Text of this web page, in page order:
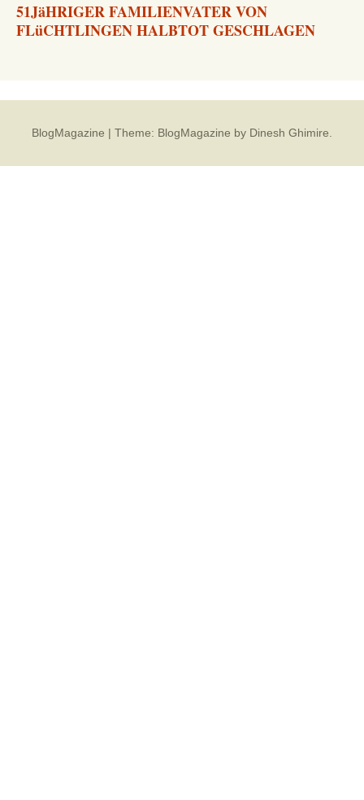
51JäHRIGER FAMILIENVATER VON
FLüCHTLINGEN HALBTOT GESCHLAGEN
BlogMagazine | Theme: BlogMagazine by Dinesh Ghimire